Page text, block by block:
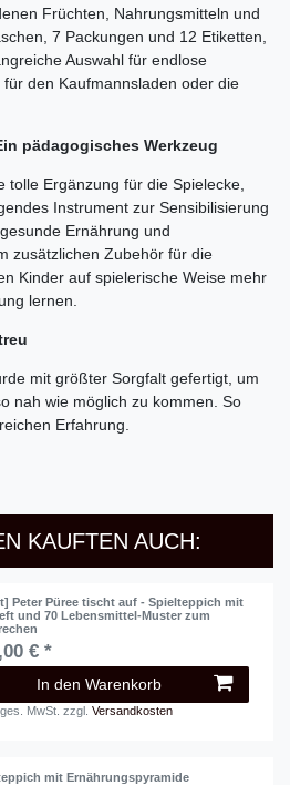
Früchten, Nahrungsmitteln und
7 Packungen und 12 Etiketten,
Auswahl für endlose
den Kaufmannsladen oder die
pädagogisches Werkzeug
tolle Ergänzung für die Spielecke,
Instrument zur Sensibilisierung
Ernährung und
zusätzlichen Zubehör für die
Kinder auf spielerische Weise mehr
lernen.
mit größter Sorgfalt gefertigt, um
nah wie möglich zu kommen. So
Erfahrung.
KAUFTEN AUCH:
Peter Püree tischt auf - Spielteppich mit
und 70 Lebensmittel-Muster zum
€ *
In den Warenkorb
MwSt. zzgl.Versandkosten
mit Ernährungspyramide